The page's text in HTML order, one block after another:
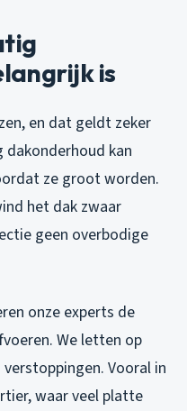
is
en dat geldt zeker
dakonderhoud kan
ze groot worden.
het dak zwaar
geen overbodige
onze experts de
We letten op
Vooral in
waar veel platte